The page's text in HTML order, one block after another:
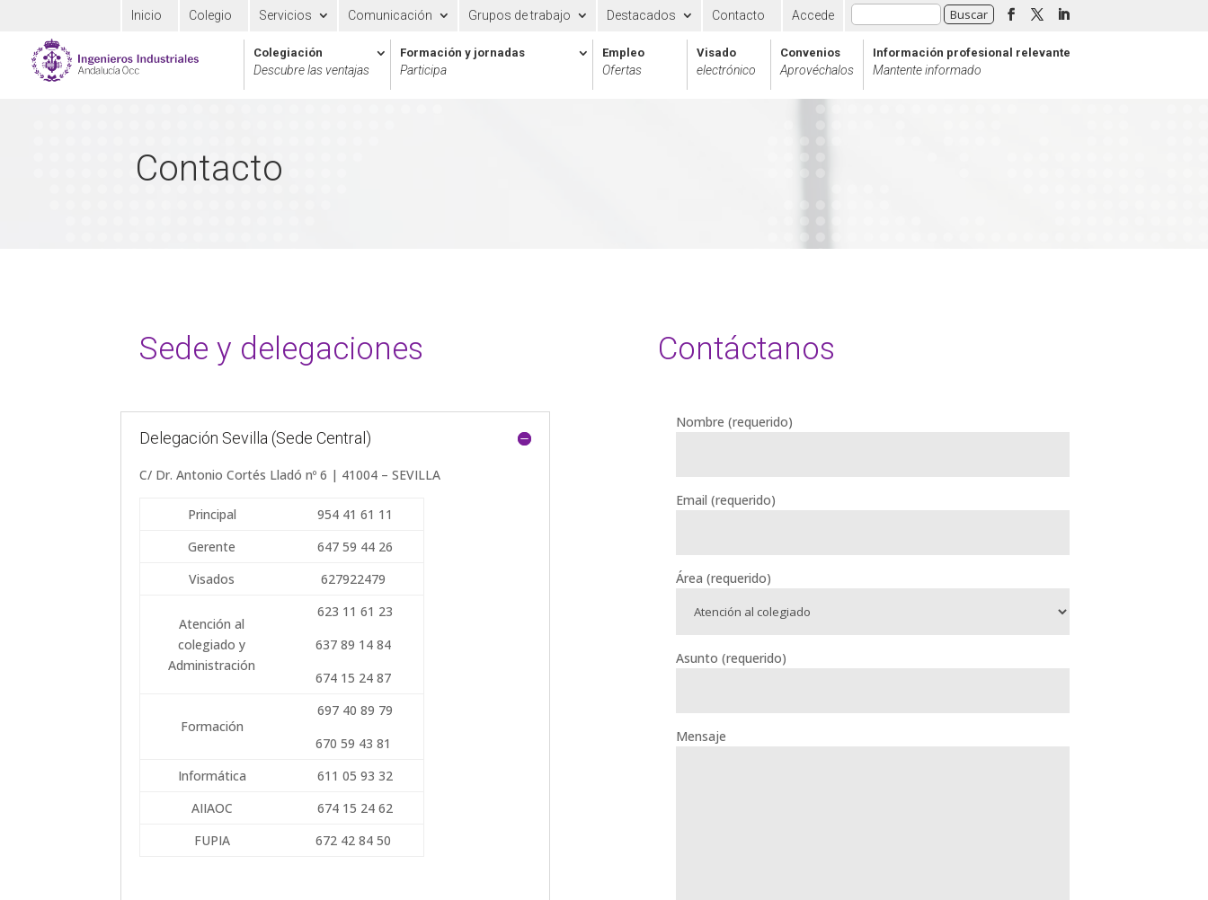
Inicio Colegio Servicios Comunicación Grupos de trabajo Destacados Contacto Accede
Colegiación
Descubre las ventajas
Formación y jornadas
Participa
Empleo
Ofertas
Visado
electrónico
Convenios
Aprovéchalos
Información profesional relevante
Mantente informado
Contacto
Sede y delegaciones
Delegación Sevilla (Sede Central)
C/ Dr. Antonio Cortés Lladó nº 6 | 41004 – SEVILLA
Principal
954 41 61 11
Gerente
647 59 44 26
Visados
627922479
Atención al
colegiado y
Administración
623 11 61 23
637 89 14 84
674 15 24 87
Formación
697 40 89 79
670 59 43 81
Informática
611 05 93 32
AIIAOC
674 15 24 62
FUPIA
672 42 84 50
Contáctanos
Nombre (requerido)
Email (requerido)
Área (requerido)
Asunto (requerido)
Mensaje